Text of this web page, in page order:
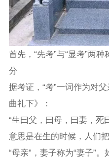
首先，“先考”与“显考”两
分
据考证，“考”一词作为对
曲礼下》：
“生曰父，曰母，曰妻，死
意思是在生的时候，人们
“母亲”，妻子称为“妻子”